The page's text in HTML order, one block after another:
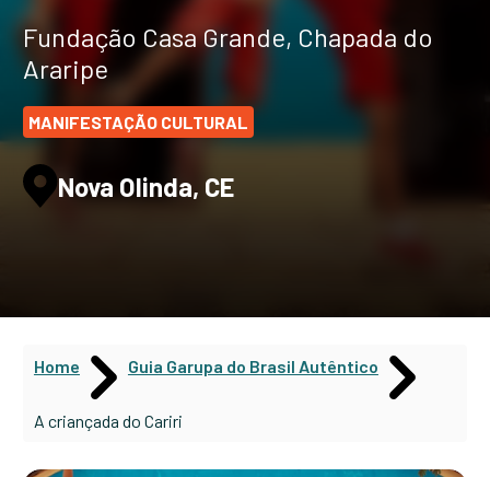
Fundação Casa Grande, Chapada do
Araripe
MANIFESTAÇÃO CULTURAL
Nova Olinda, CE
Home Guia Garupa do Brasil Autêntico
A criançada do Cariri